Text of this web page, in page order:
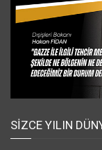
SIZCE YILIN